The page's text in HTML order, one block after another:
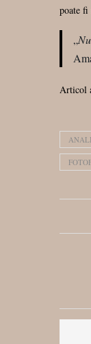
poate fi
„
Articol